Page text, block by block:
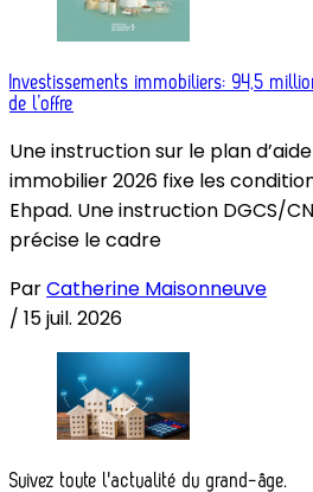
Investissements immobiliers: 94,5
de l’offre
Une instruction sur le plan
immobilier 2026 fixe les
Ehpad. Une instruction DGCS/
précise le cadre
ParCatherine Maisonneuve
/ 15 juil. 2026
Suivez toute l'actualité du grand-âge.